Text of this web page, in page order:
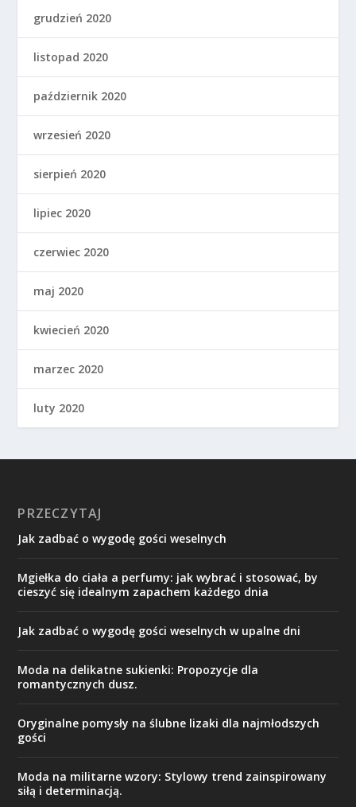
grudzień 2020
listopad 2020
październik 2020
wrzesień 2020
sierpień 2020
lipiec 2020
czerwiec 2020
maj 2020
kwiecień 2020
marzec 2020
luty 2020
PRZECZYTAJ
Jak zadbać o wygodę gości weselnych
Mgiełka do ciała a perfumy: jak wybrać i stosować, by
cieszyć się idealnym zapachem każdego dnia
Jak zadbać o wygodę gości weselnych w upalne dni
Moda na delikatne sukienki: Propozycje dla
romantycznych dusz.
Oryginalne pomysły na ślubne lizaki dla najmłodszych
gości
Moda na militarne wzory: Stylowy trend zainspirowany
siłą i determinacją.